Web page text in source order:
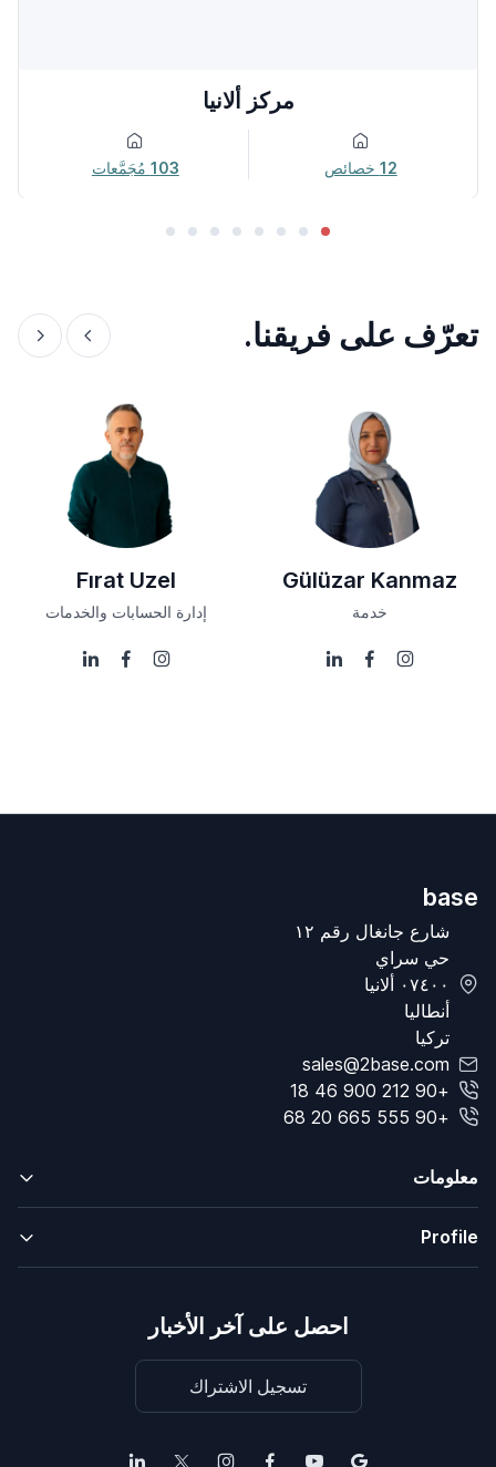
مركز ألانيا
12 خصائص 103 مُجَمَّعات
تعرّف على فريقنا.
Gülüzar Kanmaz
خدمة
Fırat Uzel
إدارة الحسابات والخدمات
base
شارع جانغال رقم ١٢
حي سراي
٠٧٤٠٠ ألانيا
أنطاليا
تركيا
sales@2base.com
+90 212 900 46 18
+90 555 665 20 68
معلومات
Profile
احصل على آخر الأخبار
تسجيل الاشتراك